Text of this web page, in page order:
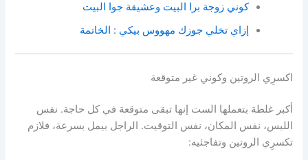
كوني زوجة برا البيت وعشيقة جوا البيت
إزاي تخلي جوزك مهووس بيكي : الخاتمة
اكسرِي الروتين وكوني غير متوقعة
أكبر غلطة بتعملها الست إنها تبقى متوقعة في كل حاجة. نفس
اللبس، نفس المكان، نفس التوقيت. الراجل بيمل بسرعة، فلازم
تكسرِي الروتين وتفاجئيه: